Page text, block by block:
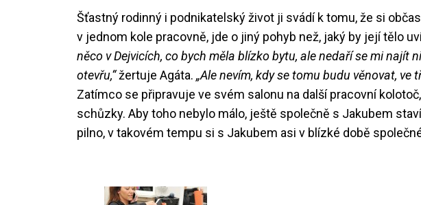
Šťastný rodinný i podnikatelský život ji svádí k tomu, že si
v jednom kole pracovně, jde o jiný pohyb než, jaký by její tělo
něco v Dejvicích, co bych měla blízko bytu, ale nedaří se mi najít
otevřu,“žertuje Agáta. „Ale nevím, kdy se tomu budu věnovat, ve
Zatímco se připravuje ve svém salonu na další pracovní
schůzky. Aby toho nebylo málo, ještě společně s Jakubem
pilno, v takovém tempu si s Jakubem asi v blízké době